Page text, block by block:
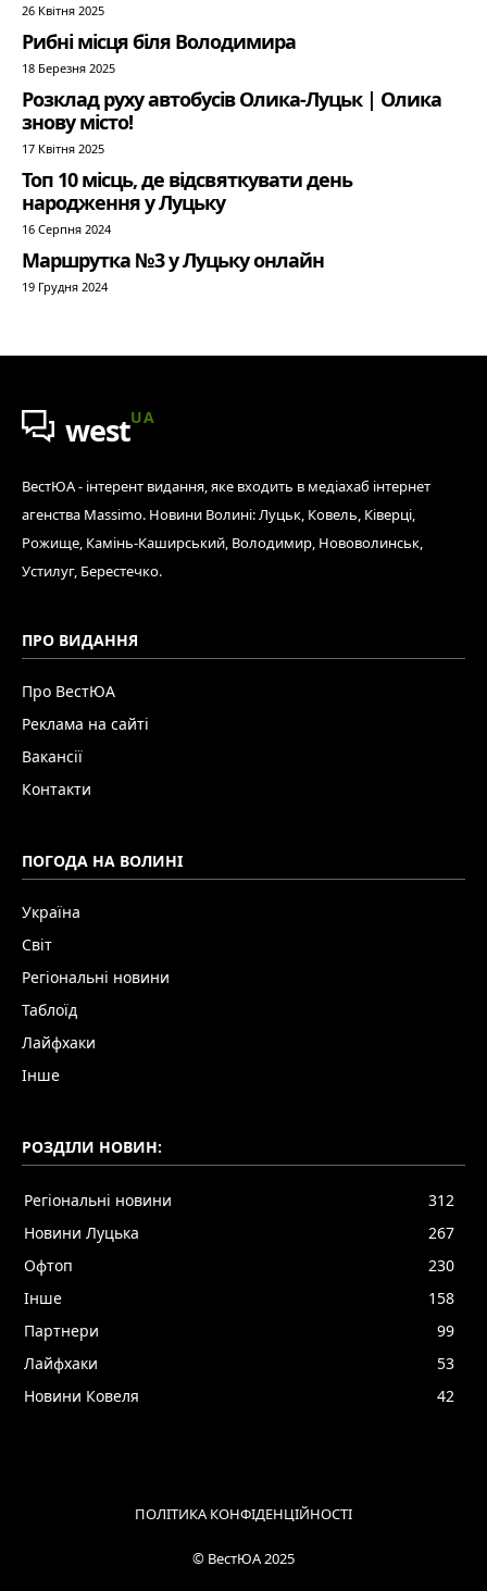
26 Квітня 2025
Рибні місця біля Володимира
18 Березня 2025
Розклад руху автобусів Олика-Луцьк | Олика
знову місто!
17 Квітня 2025
Топ 10 місць, де відсвяткувати день
народження у Луцьку
16 Серпня 2024
Маршрутка №3 у Луцьку онлайн
19 Грудня 2024
westUA
ВестЮА - інтерент видання, яке входить в медіахаб інтернет
агенства Massimo. Новини Волині: Луцьк, Ковель, Ківерці,
Рожище, Камінь-Каширський, Володимир, Нововолинськ,
Устилуг, Берестечко.
ПРО ВИДАННЯ
Про ВестЮА
Реклама на сайті
Вакансії
Контакти
ПОГОДА НА ВОЛИНІ
Україна
Світ
Регіональні новини
Таблоїд
Лайфхаки
Інше
РОЗДІЛИ НОВИН:
Регіональні новини
312
Новини Луцька
267
Офтоп
230
Інше
158
Партнери
99
Лайфхаки
53
Новини Ковеля
42
ПОЛІТИКА КОНФІДЕНЦІЙНОСТІ
© ВестЮА 2025